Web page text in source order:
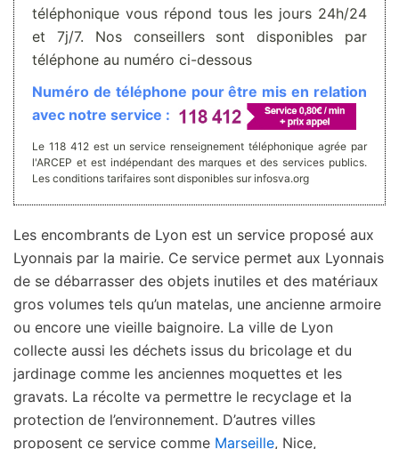
téléphonique vous répond tous les jours 24h/24
et 7j/7. Nos conseillers sont disponibles par
téléphone au numéro ci-dessous
Numéro de téléphone pour être mis en relation
avec notre service :
Le 118 412 est un service renseignement téléphonique agrée par
l'ARCEP et est indépendant des marques et des services publics.
Les conditions tarifaires sont disponibles sur infosva.org
Les encombrants de Lyon est un service proposé aux
Lyonnais par la mairie. Ce service permet aux Lyonnais
de se débarrasser des objets inutiles et des matériaux
gros volumes tels qu’un matelas, une ancienne armoire
ou encore une vieille baignoire. La ville de Lyon
collecte aussi les déchets issus du bricolage et du
jardinage comme les anciennes moquettes et les
gravats. La récolte va permettre le recyclage et la
protection de l’environnement. D’autres villes
proposent ce service comme Marseille, Nice,